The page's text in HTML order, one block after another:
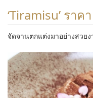
‘Tiramisu’ ราค
จัดจานตกแต่งมาอย่างสว